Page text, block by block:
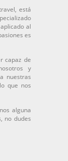
está
al
es
capaz de
y
nuestras
que nos
alguna
no dudes